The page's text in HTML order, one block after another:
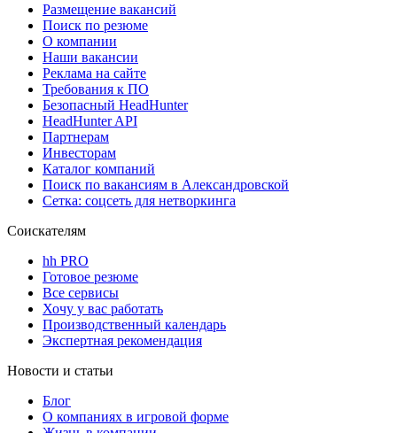
Размещение вакансий
Поиск по резюме
О компании
Наши вакансии
Реклама на сайте
Требования к ПО
Безопасный HeadHunter
HeadHunter API
Партнерам
Инвесторам
Каталог компаний
Поиск по вакансиям в Александровской
Сетка: соцсеть для нетворкинга
Соискателям
hh PRO
Готовое резюме
Все сервисы
Хочу у вас работать
Производственный календарь
Экспертная рекомендация
Новости и статьи
Блог
О компаниях в игровой форме